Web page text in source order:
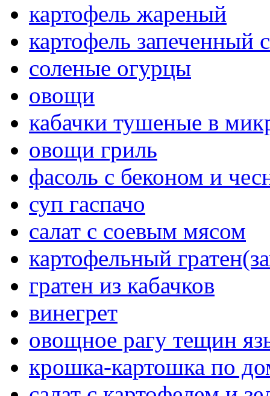
картофель жареный
картофель запеченный
соленые огурцы
овощи
кабачки тушеные в
овощи гриль
фасоль с беконом и
суп гаспачо
салат с соевым мясом
картофельный
гратен из кабачков
винегрет
овощное рагу тещин
крошка-картошка по